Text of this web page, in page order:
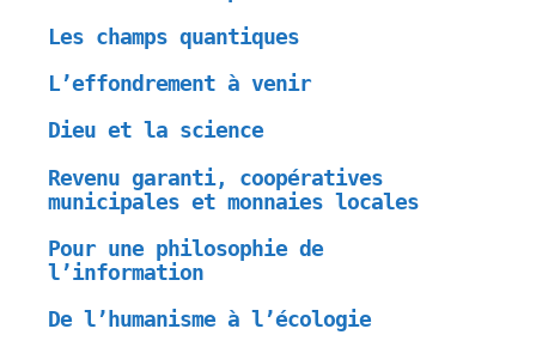
Les champs quantiques
L’effondrement à venir
Dieu et la science
Revenu garanti, coopératives
municipales et monnaies locales
Pour une philosophie de
l’information
De l’humanisme à l’écologie